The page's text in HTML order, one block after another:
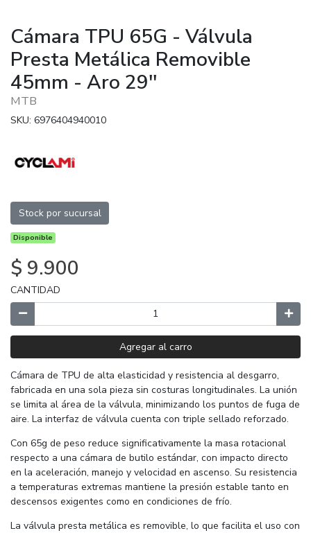
Cámara TPU 65G - Válvula
Presta Metálica Removible
45mm - Aro 29''
MTB
SKU: 6976404940010
Stock por sucursal
Disponible
$ 9.900
CANTIDAD
Agregar al carro
Cámara de TPU de alta elasticidad y resistencia al desgarro,
fabricada en una sola pieza sin costuras longitudinales. La unión
se limita al área de la válvula, minimizando los puntos de fuga de
aire. La interfaz de válvula cuenta con triple sellado reforzado.
Con 65g de peso reduce significativamente la masa rotacional
respecto a una cámara de butilo estándar, con impacto directo
en la aceleración, manejo y velocidad en ascenso. Su resistencia
a temperaturas extremas mantiene la presión estable tanto en
descensos exigentes como en condiciones de frío.
La válvula presta metálica es removible, lo que facilita el uso con